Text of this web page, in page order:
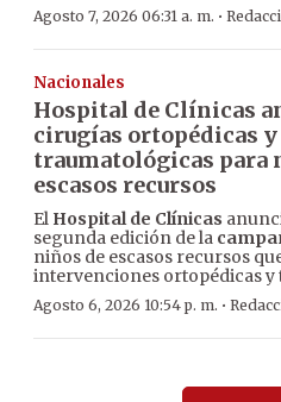
Agosto 7, 2026 06:31 a. m. ·
Nacionales
Hospital de Clínicas
cirugías ortopédicas y
traumatológicas para
escasos recursos
El Hospital de Clínicas
segunda edición de la
niños de escasos recursos
intervenciones ortopédicas
Agosto 6, 2026 10:54 p. m. ·